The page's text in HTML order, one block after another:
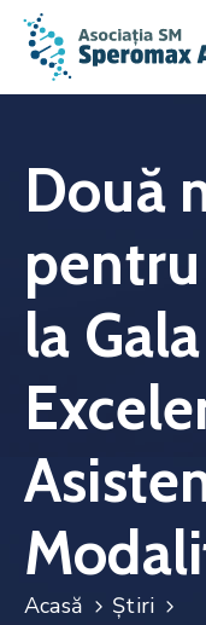
Multiplă
Asistență
&
Suport
de
ajutor
Noutăți
Contact
Două
la
Acasă
Știri